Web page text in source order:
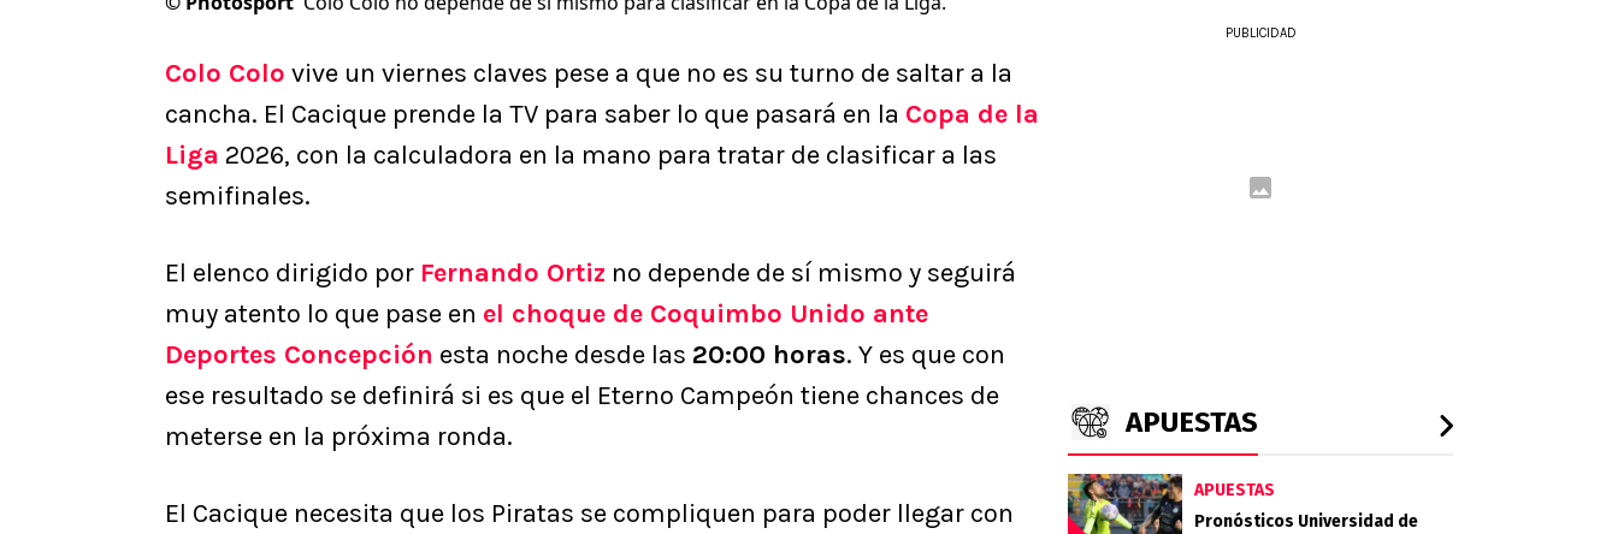
Colo Colo vive un viernes claves pese a que no es su turno de saltar a la
cancha. El Cacique prende la TV para saber lo que pasará en la Copa de la
Liga 2026, con la calculadora en la mano para tratar de clasificar a las
semifinales.
El elenco dirigido por Fernando Ortiz no depende de sí mismo y seguirá
muy atento lo que pase en el choque de Coquimbo Unido ante
Deportes Concepción esta noche desde las 20:00 horas. Y es que con
ese resultado se definirá si es que el Eterno Campeón tiene chances de
meterse en la próxima ronda.
El Cacique necesita que los Piratas se compliquen para poder llegar con
PUBLICIDAD
APUESTAS
APUESTAS
Pronósticos Universidad de